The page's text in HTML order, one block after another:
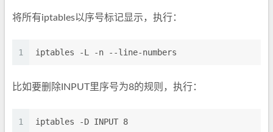
将所有iptables以序号标记显示，执行：
1 iptables -L -n --line-numbers
比如要删除INPUT里序号为8的规则，执行：
1 iptables -D INPUT 8